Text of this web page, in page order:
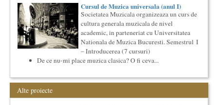
Expozitie de arta fotografica
Expozitie de arta fotografica
Spatiu: neoBhoema Art & Social Lab, Palatul Universul,
...
Cursul de Filosofie generala (anul I)
Societatea Muzicala organizeaza un curs de Filosofie
impreuna...
Cursul de Literatura universala: Marile texte literare ale
umanitatii
Cursul de Muzica universala (anul I)
Societatea Muzicala organizeaza un curs de
cultura generala muzicala de nivel
academic, in parteneriat cu Universitatea
Nationala de Muzica Bucuresti. Semestrul I
– Introducerea (7 cursuri)
De ce nu-mi place muzica clasica? O fi ceva...
Alte proiecte